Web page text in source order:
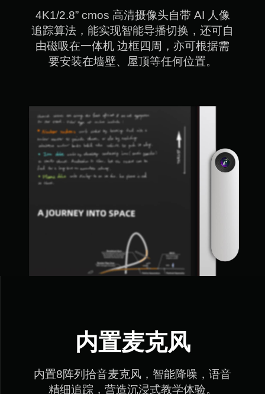
4K1/2.8” cmos 高清摄像头自带 AI 人像
追踪算法，能实现智能导播切换，还可自
由磁吸在一体机 边框四周，亦可根据需
要安装在墙壁、屋顶等任何位置。
内置麦克风
内置8阵列拾音麦克风，智能降噪，语音
精细追踪，营造沉浸式教学体验。